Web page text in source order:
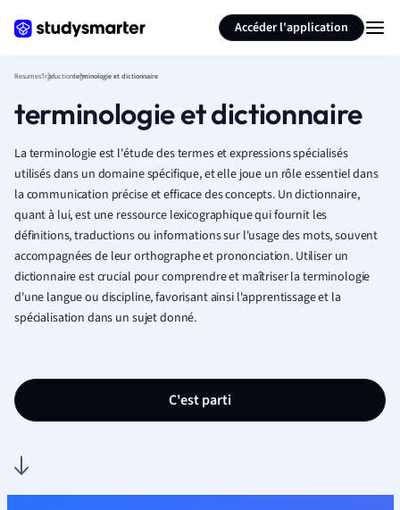
Accéder l'application
ResumesTraductionterminologie et dictionnaire
terminologie et dictionnaire
La terminologie est l'étude des termes et expressions spécialisés
utilisés dans un domaine spécifique, et elle joue un rôle essentiel dans
la communication précise et efficace des concepts. Un dictionnaire,
quant à lui, est une ressource lexicographique qui fournit les
définitions, traductions ou informations sur l'usage des mots, souvent
accompagnées de leur orthographe et prononciation. Utiliser un
dictionnaire est crucial pour comprendre et maîtriser la terminologie
d'une langue ou discipline, favorisant ainsi l'apprentissage et la
spécialisation dans un sujet donné.
C'est parti
Résumer la page